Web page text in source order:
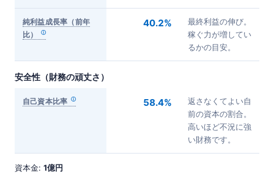
純利益成長率（前年
比）
40.2%
最終利益の伸び。
稼ぐ力が増してい
るかの目安。
安全性（財務の頑丈さ）
自己資本比率 58.4%
返さなくてよい自
前の資本の割合。
高いほど不況に強
い財務です。
資本金: 1億円